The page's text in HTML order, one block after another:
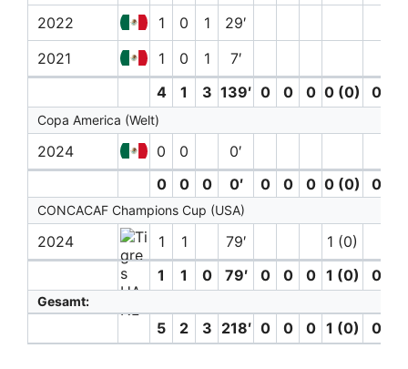
2022
1 0 1
29′
2021
1 0 1
7′
4
1 3 139′ 0 0 0 0 (0) 0
Copa America (Welt)
2024 0 0
0′
0
0 0 0′ 0 0 0 0 (0) 0
CONCACAF Champions Cup (USA)
2024 1 1 79′
1 (0)
1
1 0 79′ 0 0 0 1 (0) 0
Gesamt:
5 2 3 218′ 0 0 0 1 (0) 0